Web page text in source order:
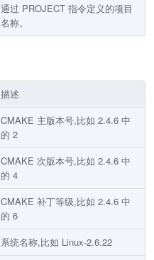
通过 PROJECT 指令定义的项目
名称。
描述
CMAKE 主版本号,比如 2.4.6 中
的 2
CMAKE 次版本号,比如 2.4.6 中
的 4
CMAKE 补丁等级,比如 2.4.6 中
的 6
系统名称,比如 Linux-2.6.22